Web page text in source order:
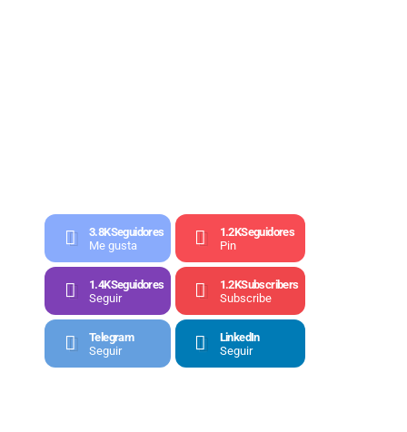
3.8KSeguidores
Me gusta
1.2KSeguidores
Pin
1.4KSeguidores
Seguir
1.2KSubscribers
Subscribe
Telegram
Seguir
LinkedIn
Seguir